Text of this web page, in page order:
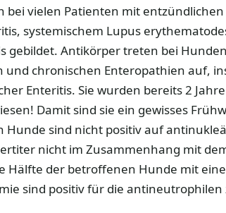
bei vielen Patienten mit
systemischem Lupus
gebildet. Antikörper treten bei
chronischen Enteropathien auf,
Enteritis. Sie wurden bereits 2
Damit sind sie ein gewisses
Hunde sind nicht positiv auf
nicht im Zusammenhang mit
Hälfte der betroffenen Hunde mit
sind positiv für die antineutrophilen